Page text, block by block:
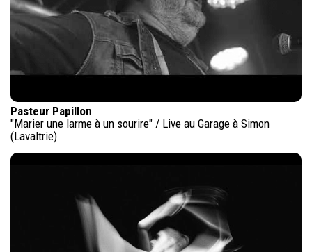
Pasteur Papillon
"Marier une larme à un sourire" / Live au Garage à Simon
(Lavaltrie)